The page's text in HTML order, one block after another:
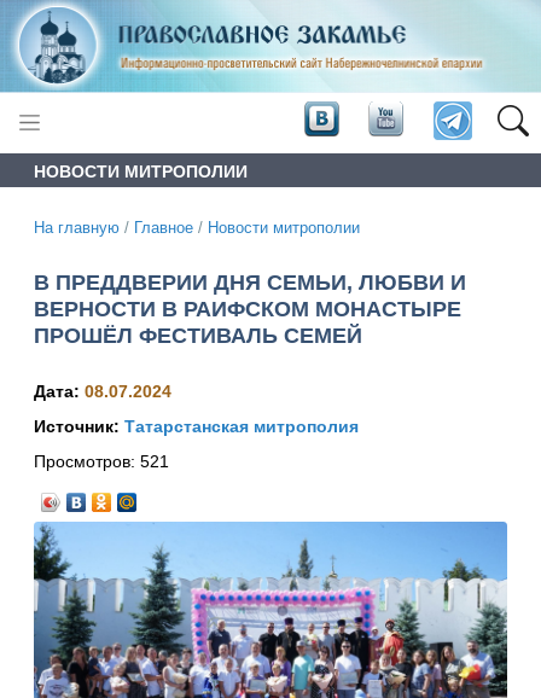
НОВОСТИ МИТРОПОЛИИ
На главную / Главное / Новости митрополии
В ПРЕДДВЕРИИ ДНЯ СЕМЬИ, ЛЮБВИ И
ВЕРНОСТИ В РАИФСКОМ МОНАСТЫРЕ
ПРОШЁЛ ФЕСТИВАЛЬ СЕМЕЙ
Дата: 08.07.2024
Источник: Татарстанская митрополия
Просмотров: 521